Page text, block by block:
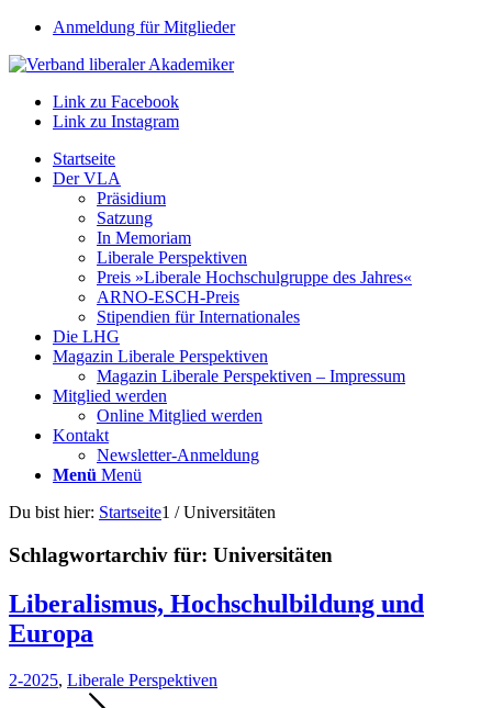
Anmeldung für Mitglieder
Link zu Facebook
Link zu Instagram
Startseite
Der VLA
Präsidium
Satzung
In Memoriam
Liberale Perspektiven
Preis »Liberale Hochschulgruppe des Jahres«
ARNO-ESCH-Preis
Stipendien für Internationales
Die LHG
Magazin Liberale Perspektiven
Magazin Liberale Perspektiven – Impressum
Mitglied werden
Online Mitglied werden
Kontakt
Newsletter-Anmeldung
Menü Menü
Du bist hier: Startseite1 / Universitäten
Schlagwortarchiv für: Universitäten
Liberalismus, Hochschulbildung und
Europa
2-2025, Liberale Perspektiven